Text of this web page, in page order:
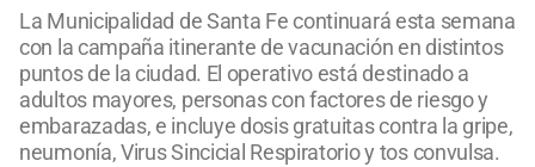
La Municipalidad de Santa Fe continuará esta semana
con la campaña itinerante de vacunación en distintos
puntos de la ciudad. El operativo está destinado a
adultos mayores, personas con factores de riesgo y
embarazadas, e incluye dosis gratuitas contra la gripe,
neumonía, Virus Sincicial Respiratorio y tos convulsa.